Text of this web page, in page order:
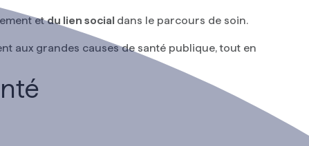
etdu lien social dans le parcours de soin.
aux grandes causes de santé publique, tout en